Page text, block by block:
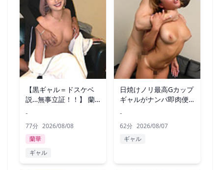
【黒ギャル＝ドスケベ
説…無事立証！！】 蘭
-
77分 2026/08/08
蘭華
ギャル
日焼けノリ最高Gカップ
ギャルがナンパ即肉便
-
62分 2026/08/07
ギャル